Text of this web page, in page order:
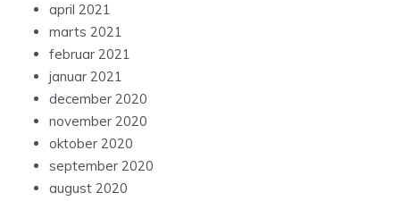
april 2021
marts 2021
februar 2021
januar 2021
december 2020
november 2020
oktober 2020
september 2020
august 2020